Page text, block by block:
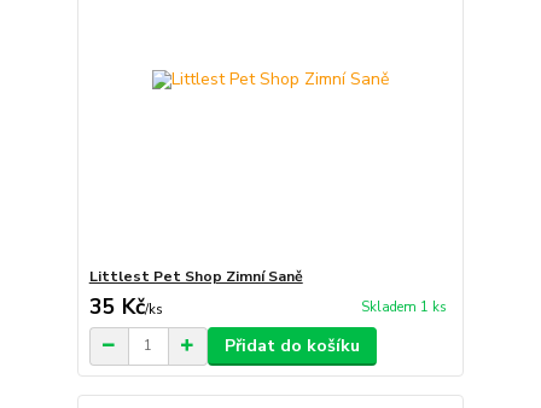
Littlest Pet Shop Zimní Saně
35 Kč/ks Skladem 1 ks
Přidat do košíku